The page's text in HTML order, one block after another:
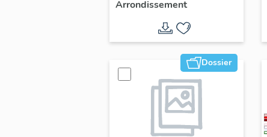
Arrondissement
Dossier